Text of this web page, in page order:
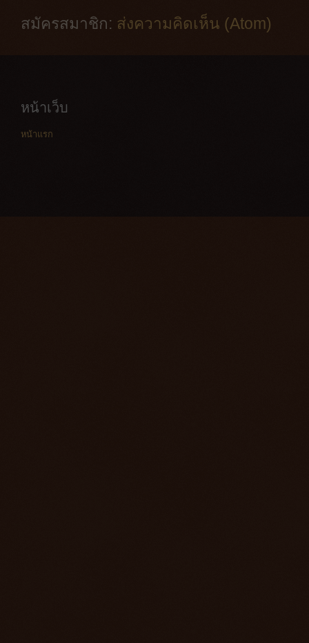
สมัครสมาชิก: ส่งความคิดเห็น (Atom)
หน้าเว็บ
หน้าแรก